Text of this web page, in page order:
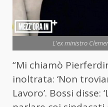
L'ex ministro
“Mi chiamò
inoltrata: ‘Non
Lavoro’. Bossi